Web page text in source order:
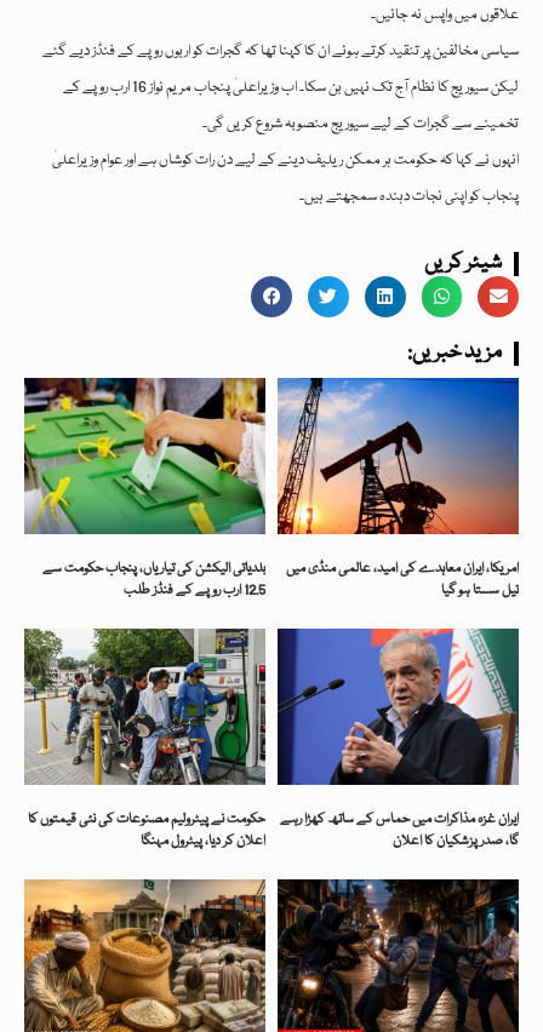
علاقوں میں واپس نہ جائیں۔
سیاسی مخالفین پر تنقید کرتے ہوئے ان کا کہنا تھا کہ گجرات کو اربوں روپے کے فنڈز دیے گئے
لیکن سیوریج کا نظام آج تک نہیں بن سکا۔ اب وزیراعلیٰ پنجاب مریم نواز 16 ارب روپے کے
تخمینے سے گجرات کے لیے سیوریج منصوبہ شروع کریں گی۔
انہوں نے کہا کہ حکومت ہر ممکن ریلیف دینے کے لیے دن رات کوشاں ہے اور عوام وزیراعلیٰ
پنجاب کو اپنی نجات دہندہ سمجھتے ہیں۔
شیئر کریں
:مزید خبریں
بلدیاتی الیکشن کی تیاریاں، پنجاب حکومت سے
12.5 ارب روپے کے فنڈز طلب
امریکا، ایران معاہدے کی امید، عالمی منڈی میں
تیل سستا ہو گیا
حکومت نے پیٹرولیم مصنوعات کی نئی قیمتوں کا
اعلان کر دیا، پیٹرول مہنگا
ایران غزہ مذاکرات میں حماس کے ساتھ کھڑا رہے
گا، صدر پزشکیان کا اعلان